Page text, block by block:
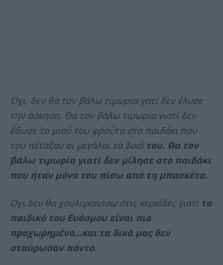
Όχι, δεν θα τον βάλω τιμωρία γατί δεν έλυσε
την άσκηση. Θα τον βάλω τιμωρία γιατί δεν
έδωσε το μισό του φρούτο στο παιδάκι που
του πέταξαν οι μεγάλοι το δικό του. Θα τον
βάλω τιμωρία γιατί δεν μίλησε στο παιδάκι
που ήταν μόνο του πίσω από τη μπασκέτα.
Οχι δεν θα χουλιγκανίσω στις κερκίδες γιατί το
παιδικό του Ευόσμου είναι πιο
προχωρημένο…και τα δικά μας δεν
σταύρωσαν πόντο.